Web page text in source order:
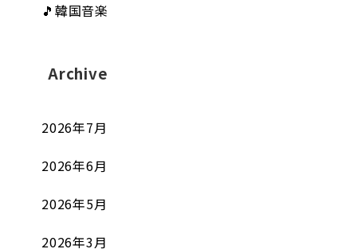
🎵韓国音楽
Archive
2026年7月
2026年6月
2026年5月
2026年3月